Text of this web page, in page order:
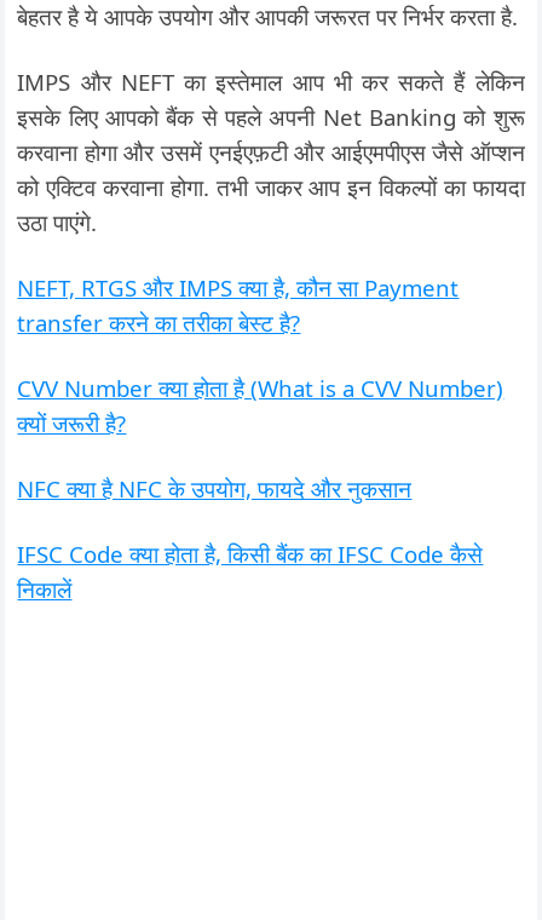
बेहतर है ये आपके उपयोग और आपकी जरूरत पर निर्भर करता है.
IMPS और NEFT का इस्तेमाल आप भी कर सकते हैं लेकिन
इसके लिए आपको बैंक से पहले अपनी Net Banking को शुरू
करवाना होगा और उसमें एनईएफ़टी और आईएमपीएस जैसे ऑप्शन
को एक्टिव करवाना होगा. तभी जाकर आप इन विकल्पों का फायदा
उठा पाएंगे.
NEFT, RTGS और IMPS क्या है, कौन सा Payment
transfer करने का तरीका बेस्ट है?
CVV Number क्या होता है (What is a CVV Number)
क्यों जरूरी है?
NFC क्या है NFC के उपयोग, फायदे और नुकसान
IFSC Code क्या होता है, किसी बैंक का IFSC Code कैसे
निकालें